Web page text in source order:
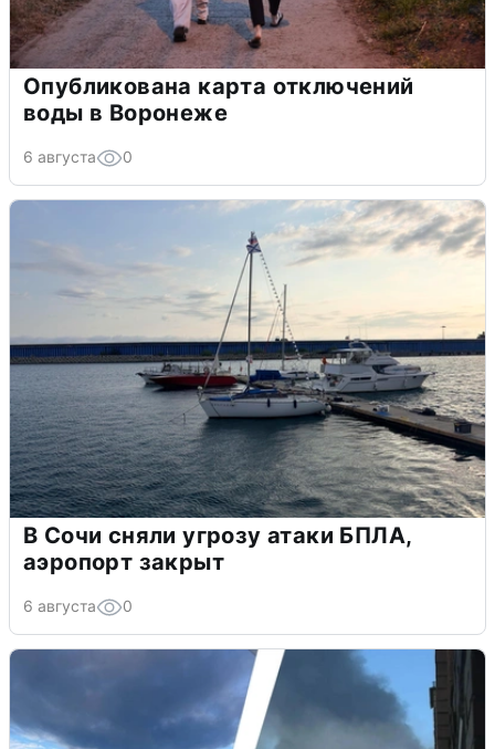
Опубликована карта отключений
воды в Воронеже
6 августа 0
В Сочи сняли угрозу атаки БПЛА,
аэропорт закрыт
6 августа 0